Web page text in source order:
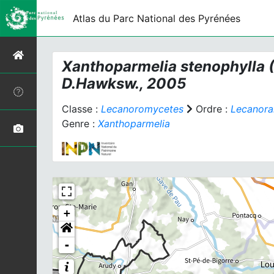
Atlas du Parc National des Pyrénées
Xanthoparmelia stenophylla
D.Hawksw., 2005
Classe : Lecanoromycetes Ordre :
Genre : Xanthoparmelia
+
-